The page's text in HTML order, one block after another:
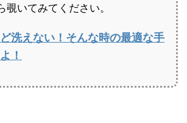
覗いてみてください。
洗えない！そんな時の最適な手
！